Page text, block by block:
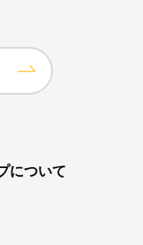
について